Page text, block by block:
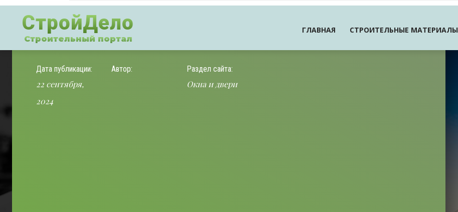
СтройДело
Строительный портал
ГЛАВНАЯ СТРОИТЕЛЬНЫЕ МАТЕРИАЛЫ
Дата публикации:
22 сентября,
2024
Автор: Раздел сайта:
Окна и двери